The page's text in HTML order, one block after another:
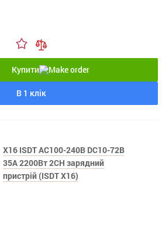
Купити
В 1 клік
X16 ISDT AC100-240В DC10-72В
35А 2200Вт 2CH зарядний
пристрій (ISDT X16)